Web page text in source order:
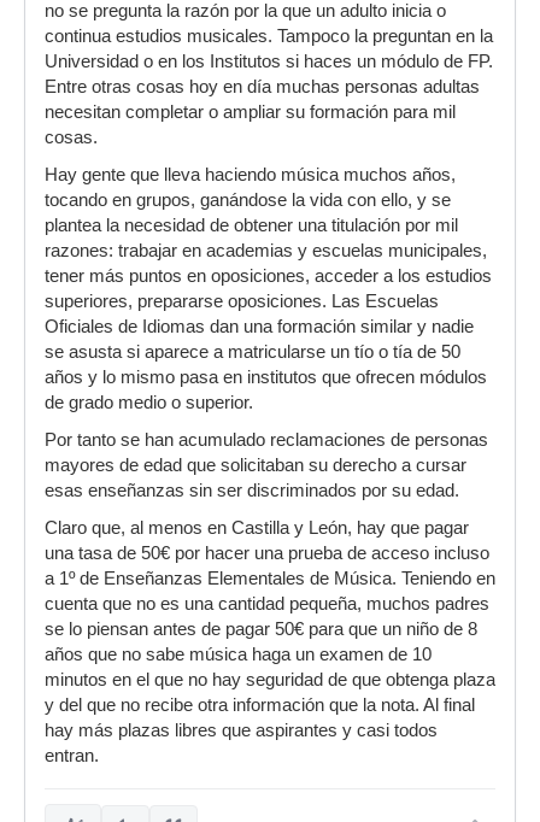
no se pregunta la razón por la que un adulto inicia o
continua estudios musicales. Tampoco la preguntan en la
Universidad o en los Institutos si haces un módulo de FP.
Entre otras cosas hoy en día muchas personas adultas
necesitan completar o ampliar su formación para mil
cosas.
Hay gente que lleva haciendo música muchos años,
tocando en grupos, ganándose la vida con ello, y se
plantea la necesidad de obtener una titulación por mil
razones: trabajar en academias y escuelas municipales,
tener más puntos en oposiciones, acceder a los estudios
superiores, prepararse oposiciones. Las Escuelas
Oficiales de Idiomas dan una formación similar y nadie
se asusta si aparece a matricularse un tío o tía de 50
años y lo mismo pasa en institutos que ofrecen módulos
de grado medio o superior.
Por tanto se han acumulado reclamaciones de personas
mayores de edad que solicitaban su derecho a cursar
esas enseñanzas sin ser discriminados por su edad.
Claro que, al menos en Castilla y León, hay que pagar
una tasa de 50€ por hacer una prueba de acceso incluso
a 1º de Enseñanzas Elementales de Música. Teniendo en
cuenta que no es una cantidad pequeña, muchos padres
se lo piensan antes de pagar 50€ para que un niño de 8
años que no sabe música haga un examen de 10
minutos en el que no hay seguridad de que obtenga plaza
y del que no recibe otra información que la nota. Al final
hay más plazas libres que aspirantes y casi todos
entran.